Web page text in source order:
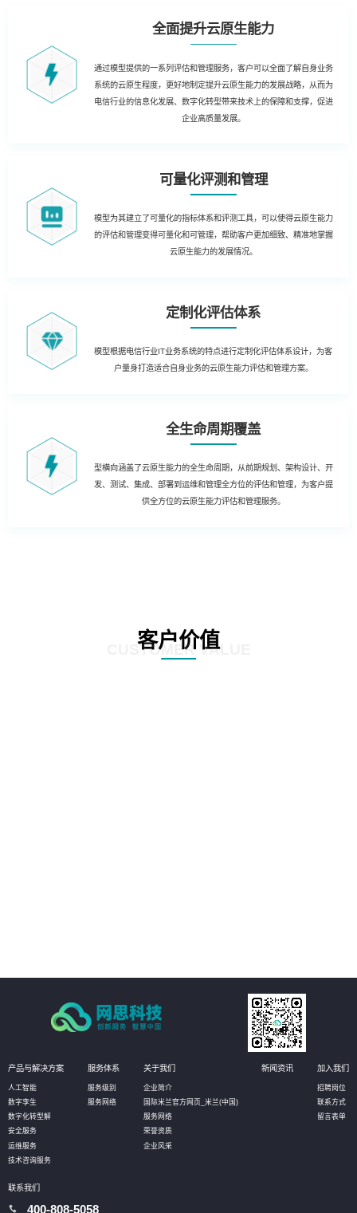
全面提升云原生能力
通过模型提供的一系列评估和管理服务，客户可以全面了解自身业务
系统的云原生程度，更好地制定提升云原生能力的发展战略，从而为
电信行业的信息化发展、数字化转型带来技术上的保障和支撑，促进
企业高质量发展。
可量化评测和管理
模型为其建立了可量化的指标体系和评测工具，可以使得云原生能力
的评估和管理变得可量化和可管理，帮助客户更加细致、精准地掌握
云原生能力的发展情况。
定制化评估体系
模型根据电信行业IT业务系统的特点进行定制化评估体系设计，为客
户量身打造适合自身业务的云原生能力评估和管理方案。
全生命周期覆盖
型横向涵盖了云原生能力的全生命周期，从前期规划、架构设计、开
发、测试、集成、部署到运维和管理全方位的评估和管理，为客户提
供全方位的云原生能力评估和管理服务。
客户价值
CUSTOMER VALUE
产品与解决方案
人工智能
数字孪生
数字化转型解
安全服务
运维服务
技术咨询服务
服务体系
服务级别
服务网络
关于我们
企业简介
国际米兰官方网页_米兰(中国)
服务网络
荣誉资质
企业风采
新闻资讯 加入我们
招聘岗位
联系方式
留言表单
联系我们
400-808-5058